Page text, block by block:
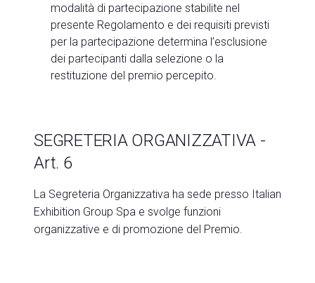
modalità di partecipazione stabilite nel
presente Regolamento e dei requisiti previsti
per la partecipazione determina l’esclusione
dei partecipanti dalla selezione o la
restituzione del premio percepito.
SEGRETERIA ORGANIZZATIVA -
Art. 6
La Segreteria Organizzativa ha sede presso Italian
Exhibition Group Spa e svolge funzioni
organizzative e di promozione del Premio. ​